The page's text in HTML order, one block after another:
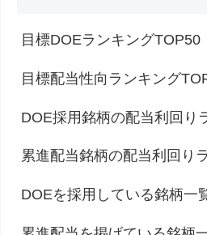
目標DOEランキングTOP50
目標配当性向ランキング
DOE採用銘柄の配当利回り
累進配当銘柄の配当利回り
DOEを採用している銘柄一